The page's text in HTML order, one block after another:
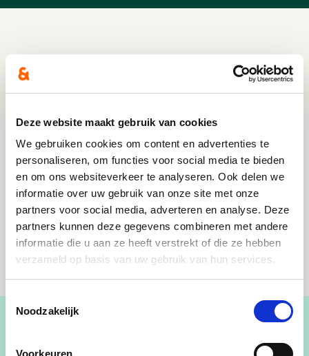
Deze website maakt gebruik van cookies
We gebruiken cookies om content en advertenties te
personaliseren, om functies voor social media te bieden
en om ons websiteverkeer te analyseren. Ook delen we
informatie over uw gebruik van onze site met onze
partners voor social media, adverteren en analyse. Deze
partners kunnen deze gegevens combineren met andere
informatie die u aan ze heeft verstrekt of die ze hebben
verzameld op basis van uw gebruik van hun services.
Toestemmingsselectie
Noodzakelijk
Voorkeuren